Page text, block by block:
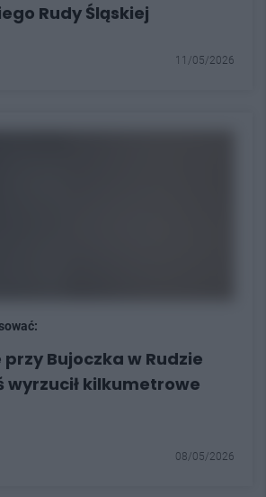
Rudy Śląskiej
11/05/2026
przy Bujoczka w Rudzie
wyrzucił kilkumetrowe
08/05/2026